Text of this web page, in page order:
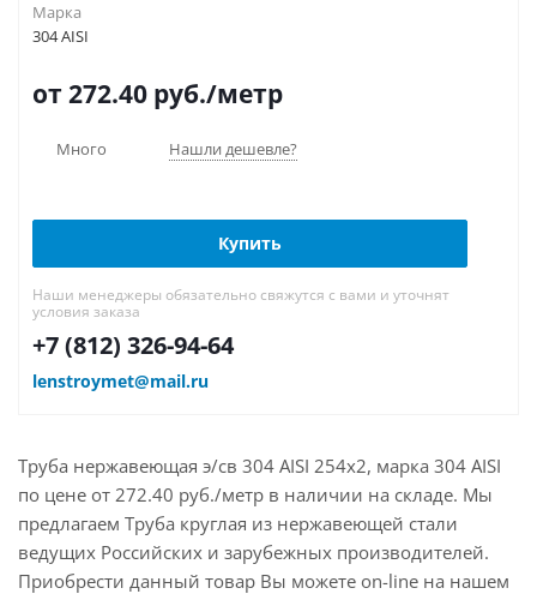
Марка
304 AISI
от 272.40 руб./метр
Много Нашли дешевле?
Купить
Наши менеджеры обязательно свяжутся с вами и уточнят
условия заказа
+7 (812) 326-94-64
lenstroymet@mail.ru
Труба нержавеющая э/св 304 AISI 254х2, марка 304 AISI
по цене от 272.40 руб./метр в наличии на складе. Мы
предлагаем Труба круглая из нержавеющей стали
ведущих Российских и зарубежных производителей.
Приобрести данный товар Вы можете on-line на нашем